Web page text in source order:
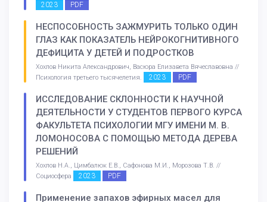
2023 PDF
НЕСПОСОБНОСТЬ ЗАЖМУРИТЬ ТОЛЬКО ОДИН
ГЛАЗ КАК ПОКАЗАТЕЛЬ НЕЙРОКОГНИТИВНОГО
ДЕФИЦИТА У ДЕТЕЙ И ПОДРОСТКОВ
Хохлов Никита Александрович, Васюра Елизавета Вячеславовна //
Психология третьего тысячелетия.
2023 PDF
ИССЛЕДОВАНИЕ СКЛОННОСТИ К НАУЧНОЙ
ДЕЯТЕЛЬНОСТИ У СТУДЕНТОВ ПЕРВОГО КУРСА
ФАКУЛЬТЕТА ПСИХОЛОГИИ МГУ ИМЕНИ М. В.
ЛОМОНОСОВА С ПОМОЩЬЮ МЕТОДА ДЕРЕВА
РЕШЕНИЙ
Хохлов Н.А., Цимбалюк Е.В., Сафонова М.И., Морозова Т.В. //
Социосфера
2023 PDF
Применение запахов эфирных масел для